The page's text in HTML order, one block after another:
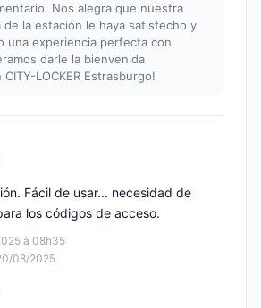
Nos alegra que nuestra
de la estación le haya satisfecho y
una experiencia perfecta con
darle la bienvenida
LOCKER Estrasburgo!
à 08h35
08/2025
Fácil de usar... necesidad de
los códigos de acceso.